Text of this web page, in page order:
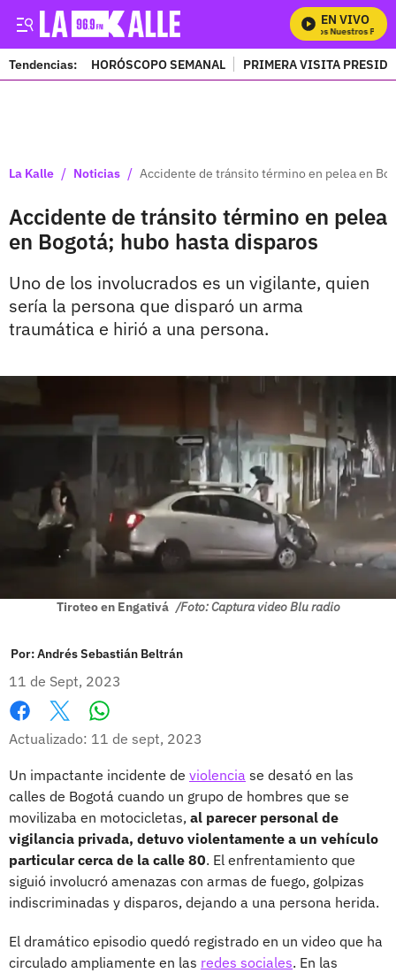
EN VIVO
Mira Todos Nuestros
Tendencias: HORÓSCOPO SEMANAL PRIMERA VISITA
La Kalle / Noticias / Accidente de tránsito término en pelea en
Accidente de tránsito término en pelea
en Bogotá; hubo hasta disparos
Uno de los involucrados es un vigilante, quien
sería la persona que disparó un arma
traumática e hirió a una persona.
Tiroteo en Engativá /Foto: Captura video Blu radio
Por:Andrés Sebastián Beltrán
11 de Sept, 2023
Facebook
X
Actualizado: 11 de sept, 2023
Un impactante incidente de violencia se desató en las
calles de Bogotá cuando un grupo de hombres que se
movilizaba en motocicletas, al parecer personal de
vigilancia privada, detuvo violentamente a un vehículo
particular cerca de la calle 80. El enfrentamiento que
siguió involucró amenazas con armas de fuego, golpizas
indiscriminadas y disparos, dejando a una persona herida.
El dramático episodio quedó registrado en un video que ha
circulado ampliamente en las redes sociales. En las